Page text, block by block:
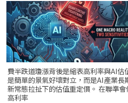
費半跌道瓊漲背後是縮表高利率與AI
是簡單的景氣好壞對立，而是AI產業
新常態拉扯下的估值重定價。 在聯準
高利率